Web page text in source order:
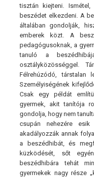
tisztán kiejteni.
beszédet elkezdeni. A
általában gondolják,
emberek közt. A
pedagógusoknak, a
tanuló a
osztályközösséggel.
Félrehúzódó, társtalan
Személyiségének
Csak egy példát
gyermek, akit tanítója
gondolja, hogy nem
csupán nehezére
akadályozzák annak
a beszédhibát, és
küzködését, sőt
beszédhibára tehát
gyermekek nagy része